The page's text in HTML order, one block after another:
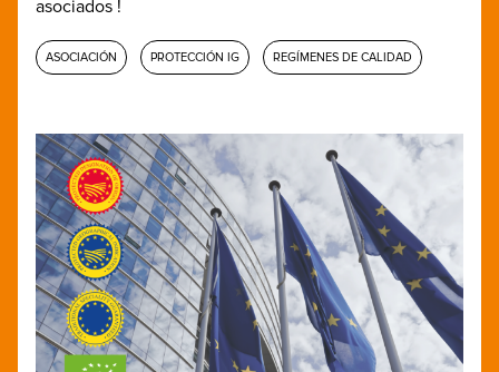
asociados !
ASOCIACIÓN PROTECCIÓN IG REGÍMENES DE CALIDAD